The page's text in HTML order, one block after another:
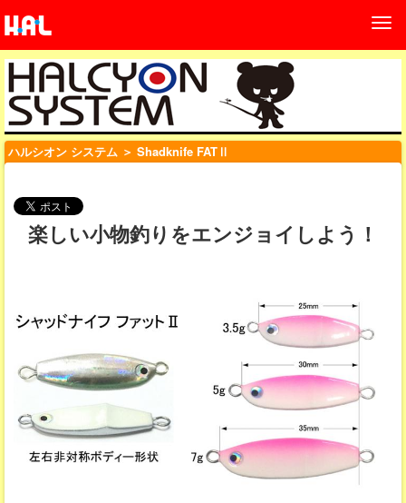
ハルシオン システム ＞ Shadknife FATⅡ
楽しい小物釣りをエンジョイしよう！